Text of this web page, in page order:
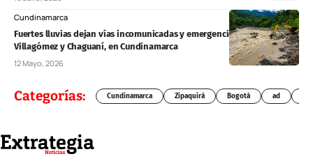
Cundinamarca
Fuertes lluvias dejan vías incomunicadas y emergencias en Medina,
Villagómez y Chaguaní, en Cundinamarca
12 Mayo, 2026
Categorías: Cundinamarca Zipaquirá Bogotá ad